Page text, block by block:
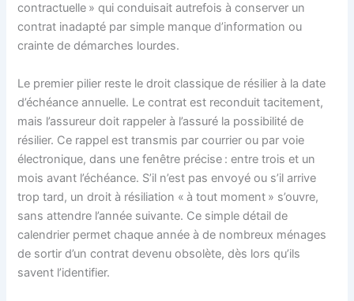
contractuelle » qui conduisait autrefois à conserver un
contrat inadapté par simple manque d’information ou
crainte de démarches lourdes.
Le premier pilier reste le droit classique de résilier à la date
d’échéance annuelle. Le contrat est reconduit tacitement,
mais l’assureur doit rappeler à l’assuré la possibilité de
résilier. Ce rappel est transmis par courrier ou par voie
électronique, dans une fenêtre précise : entre trois et un
mois avant l’échéance. S’il n’est pas envoyé ou s’il arrive
trop tard, un droit à résiliation « à tout moment » s’ouvre,
sans attendre l’année suivante. Ce simple détail de
calendrier permet chaque année à de nombreux ménages
de sortir d’un contrat devenu obsolète, dès lors qu’ils
savent l’identifier.